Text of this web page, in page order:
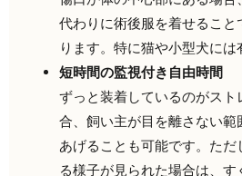
代わりに術後服を着せること
ります。特に猫や小型犬には
短時間の監視付き自由時間
ずっと装着しているのがスト
合、飼い主が目を離さない範
あげることも可能です。た
る様子が見られた場合は、す